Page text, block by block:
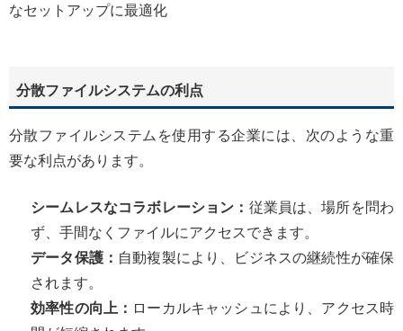
なセットアップに最適化
分散ファイルシステムの利点
分散ファイルシステムを使用する企業には、次のような重
要な利点があります。
シームレスなコラボレーション： 従業員は、場所を問わ
ず、手間なくファイルにアクセスできます。
データ保護： 自動複製により、ビジネスの継続性が確保
されます。
効率性の向上： ローカルキャッシュにより、アクセス時